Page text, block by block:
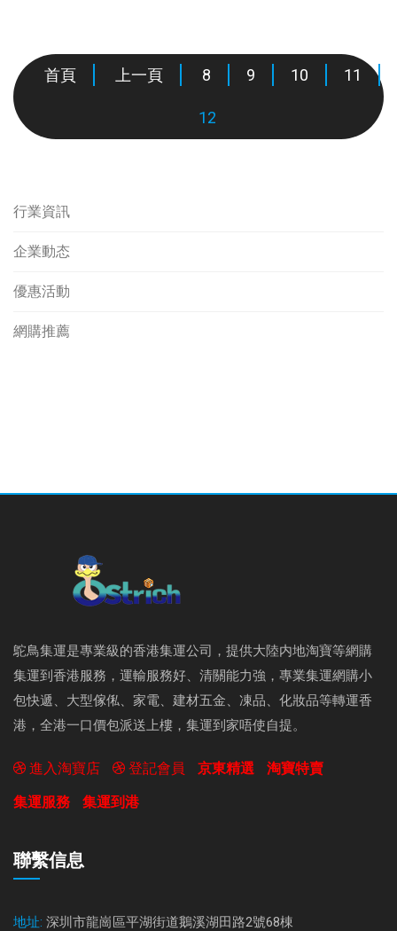
首頁 上一頁 8 9 10 11
12
行業資訊
企業動态
優惠活動
網購推薦
鴕鳥集運是專業級的香港集運公司，提供大陸内地淘寶等網購
集運到香港服務，運輸服務好、清關能力強，專業集運網購小
包快遞、大型傢俬、家電、建材五金、凍品、化妝品等轉運香
港，全港一口價包派送上樓，集運到家唔使自提。
進入淘寶店 登記會員 京東精選
淘寶特賣
集運服務
集運到港
聯繫信息
地址: 深圳市龍崗區平湖街道鵝溪湖田路2號68棟